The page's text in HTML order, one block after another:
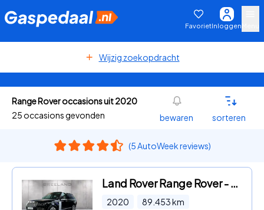
FavorietInloggen
Wijzig zoekopdracht
Range Rover occasions uit 2020
25 occasions gevonden
bewaren sorteren
(5 AutoWeek reviews)
Land Rover Range Rover - P525 5.0 V8 SC Autobiography | Shadow Pack | Drive Pack
2020 89.453km